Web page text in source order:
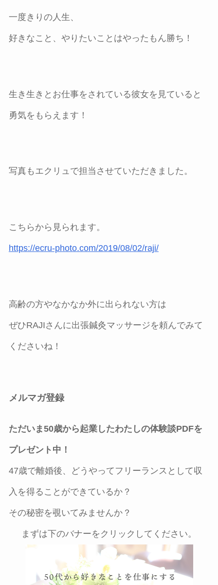
一度きりの人生、
好きなこと、やりたいことはやったもん勝ち！
生き生きとお仕事をされている彼女を見ていると
勇気をもらえます！
写真もエクリュで担当させていただきました。
こちらから見られます。
https://ecru-photo.com/2019/08/02/raji/
高齢の方やなかなか外に出られない方は
ぜひRAJIさんに出張鍼灸マッサージを頼んでみて
くださいね！
メルマガ登録
ただいま50歳から起業したわたしの体験談PDFを
プレゼント中！
47歳で離婚後、どうやってフリーランスとして収
入を得ることができているか？
その秘密を覗いてみませんか？
まずは下のバナーをクリックしてください。